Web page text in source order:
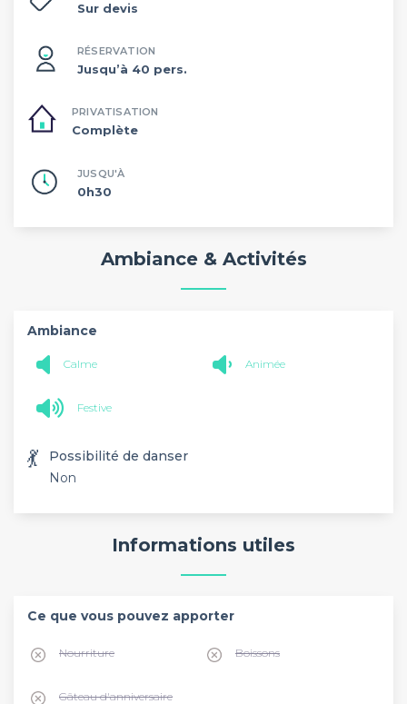
Sur devis
RÉSERVATION
Jusqu’à 40 pers.
PRIVATISATION
Complète
JUSQU'À
0h30
Ambiance & Activités
Ambiance
Calme Animée
Festive
💃
Possibilité de danser
Non
Informations utiles
Ce que vous pouvez apporter
Nourriture Boissons
Gâteau d'anniversaire